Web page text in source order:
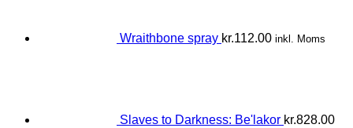
Wraithbone spray kr.112.00 inkl. Moms
Slaves to Darkness: Be'lakor kr.828.00